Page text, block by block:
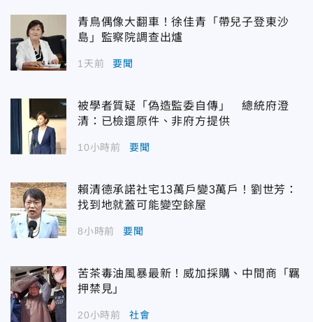
青鳥偶像大翻車！徐佳青「帶兒子登東沙
島」監察院調查出爐
1天前 要聞
被學者質疑「偽造監委自傳」 總統府澄
清：已檢還原件、非府方提供
10小時前 要聞
賴清德承諾社宅13萬戶變3萬戶！劉世芳：
找到地就蓋可能變空餘屋
8小時前 要聞
苦茶毒油風暴最新！威加採購、中間商「羈
押禁見」
20小時前 社會